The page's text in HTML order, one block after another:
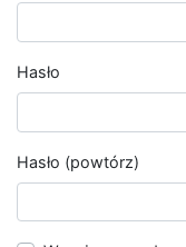
Hasło
Hasło (powtórz)